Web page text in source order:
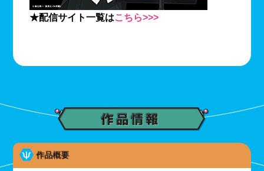
★配信サイト一覧はこちら>>>
作品概要